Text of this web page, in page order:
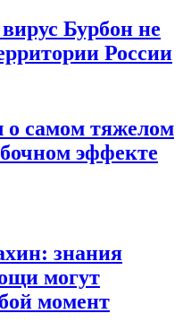
Бурбон не
России
о самом тяжелом
эффекте
знания
могут
момент